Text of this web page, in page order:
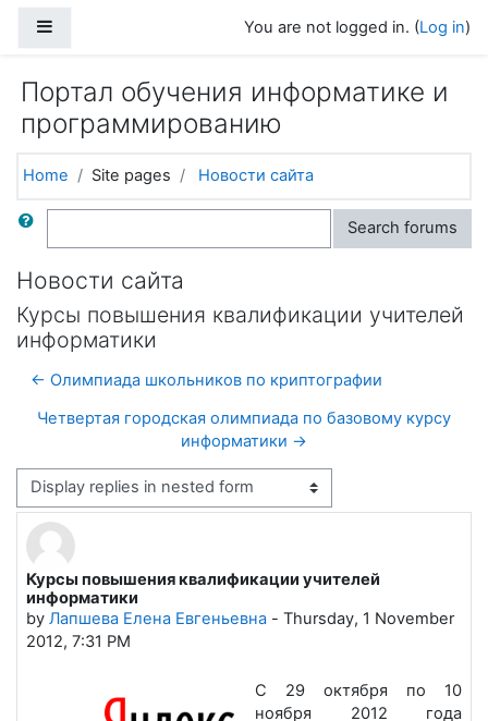
You are not logged in. (Log in)
Портал обучения информатике и
программированию
Home Site pages Новости сайта
Search Search forums
Новости сайта
Курсы повышения квалификации учителей
информатики
← Олимпиада школьников по криптографии
Четвертая городская олимпиада по базовому курсу
информатики →
Display mode
Курсы повышения квалификации учителей
информатики
by Лапшева Елена Евгеньевна - Thursday, 1 November
2012, 7:31 PM
Number of replies: 0
С 29 октября по 10
ноября 2012 года